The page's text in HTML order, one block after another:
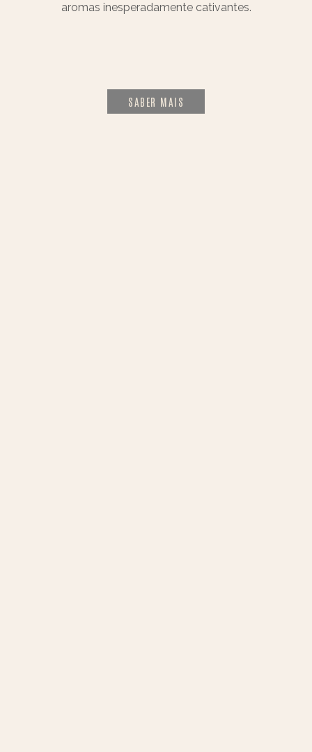
aromas inesperadamente cativantes.
SABER MAIS